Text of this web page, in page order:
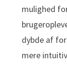
mulighed
dybde af
mere